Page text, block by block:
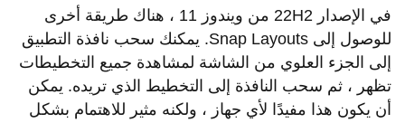
في الإصدار 22H2 من ويندوز 11 ، هناك طريقة أخرى
للوصول إلى Snap Layouts. يمكنك سحب نافذة التطبيق
إلى الجزء العلوي من الشاشة لمشاهدة جميع التخطيطات
تظهر ، ثم سحب النافذة إلى التخطيط الذي تريده. يمكن
أن يكون هذا مفيدًا لأي جهاز ، ولكنه مثير للاهتمام بشكل